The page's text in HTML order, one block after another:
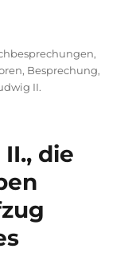
n
g
er
,
, Besprechung,
II.
II., die